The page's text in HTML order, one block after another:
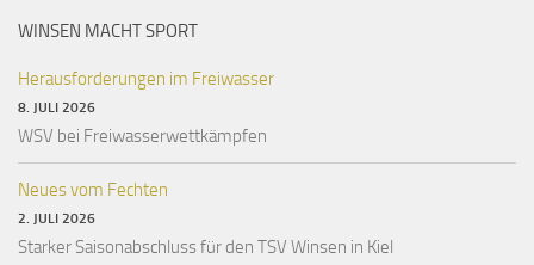
WINSEN MACHT SPORT
Herausforderungen im Freiwasser
8. JULI 2026
WSV bei Freiwasserwettkämpfen
Neues vom Fechten
2. JULI 2026
Starker Saisonabschluss für den TSV Winsen in Kiel